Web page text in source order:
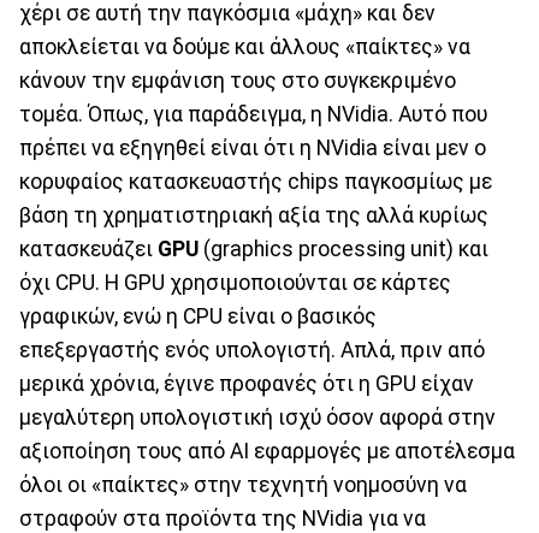
χέρι σε αυτή την παγκόσμια «μάχη» και δεν
αποκλείεται να δούμε και άλλους «παίκτες» να
κάνουν την εμφάνιση τους στο συγκεκριμένο
τομέα. Όπως, για παράδειγμα, η NVidia. Αυτό που
πρέπει να εξηγηθεί είναι ότι η NVidia είναι μεν ο
κορυφαίος κατασκευαστής chips παγκοσμίως με
βάση τη χρηματιστηριακή αξία της αλλά κυρίως
κατασκευάζει GPU (graphics processing unit) και
όχι CPU. H GPU χρησιμοποιούνται σε κάρτες
γραφικών, ενώ η CPU είναι ο βασικός
επεξεργαστής ενός υπολογιστή. Απλά, πριν από
μερικά χρόνια, έγινε προφανές ότι η GPU είχαν
μεγαλύτερη υπολογιστική ισχύ όσον αφορά στην
αξιοποίηση τους από ΑΙ εφαρμογές με αποτέλεσμα
όλοι οι «παίκτες» στην τεχνητή νοημοσύνη να
στραφούν στα προϊόντα της NVidia για να